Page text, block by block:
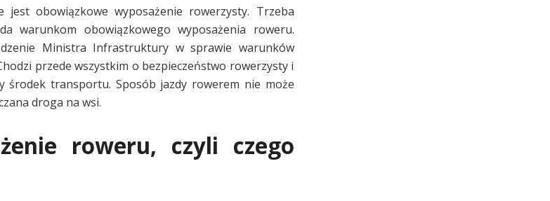
obowiązkowe wyposażenie rowerzysty. Trzeba
warunkom obowiązkowego wyposażenia roweru.
Ministra Infrastruktury w sprawie warunków
przede wszystkim o bezpieczeństwo rowerzysty i
transportu. Sposób jazdy rowerem nie może
droga na wsi.
roweru, czyli czego